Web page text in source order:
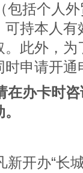
包括个人
可持本人
。此外，
时申请开
在办卡时
新开办“长